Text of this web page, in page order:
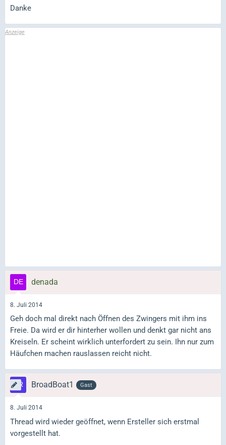
Danke
denada
8. Juli 2014
Geh doch mal direkt nach Öffnen des Zwingers mit ihm ins
Freie. Da wird er dir hinterher wollen und denkt gar nicht ans
Kreiseln. Er scheint wirklich unterfordert zu sein. Ihn nur zum
Häufchen machen rauslassen reicht nicht.
BroadBoat1 Gast
8. Juli 2014
Thread wird wieder geöffnet, wenn Ersteller sich erstmal
vorgestellt hat.